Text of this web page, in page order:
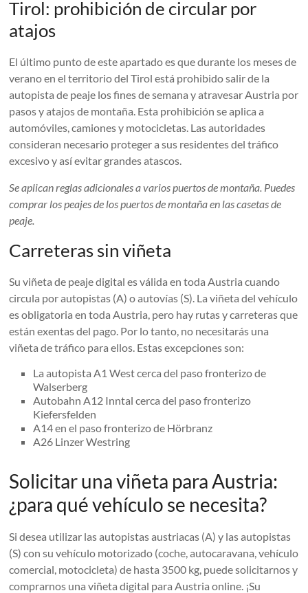
Tirol: prohibición de circular por
atajos
El último punto de este apartado es que durante los meses de
verano en el territorio del Tirol está prohibido salir de la
autopista de peaje los fines de semana y atravesar Austria por
pasos y atajos de montaña. Esta prohibición se aplica a
automóviles, camiones y motocicletas. Las autoridades
consideran necesario proteger a sus residentes del tráfico
excesivo y así evitar grandes atascos.
Se aplican reglas adicionales a varios puertos de montaña. Puedes
comprar los peajes de los puertos de montaña en las casetas de
peaje.
Carreteras sin viñeta
Su viñeta de peaje digital es válida en toda Austria cuando
circula por autopistas (A) o autovías (S). La viñeta del vehículo
es obligatoria en toda Austria, pero hay rutas y carreteras que
están exentas del pago. Por lo tanto, no necesitarás una
viñeta de tráfico para ellos. Estas excepciones son:
La autopista A1 West cerca del paso fronterizo de
Walserberg
Autobahn A12 Inntal cerca del paso fronterizo
Kiefersfelden
A14 en el paso fronterizo de Hörbranz
A26 Linzer Westring
Solicitar una viñeta para Austria:
¿para qué vehículo se necesita?
Si desea utilizar las autopistas austriacas (A) y las autopistas
(S) con su vehículo motorizado (coche, autocaravana, vehículo
comercial, motocicleta) de hasta 3500 kg, puede solicitarnos y
comprarnos una viñeta digital para Austria online. ¡Su